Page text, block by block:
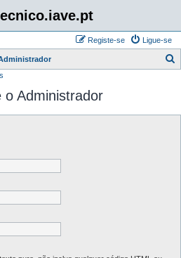
Ligue-se
Registe-se
o Administrador